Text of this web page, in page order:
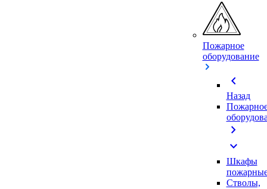
Пожарное
оборудование
chevron_left
Назад
chevron_right
expand_more
Шкафы
Стволы,